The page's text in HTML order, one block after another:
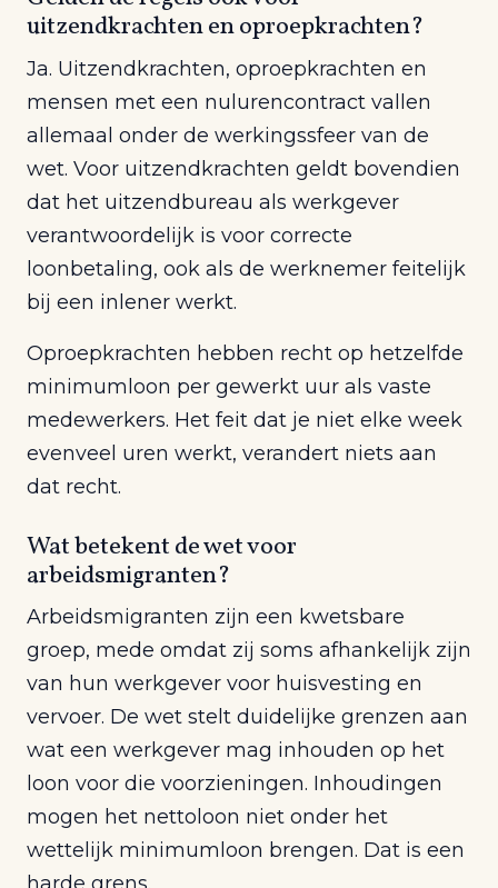
uitzendkrachten en oproepkrachten?
Ja. Uitzendkrachten, oproepkrachten en
mensen met een nulurencontract vallen
allemaal onder de werkingssfeer van de
wet. Voor uitzendkrachten geldt bovendien
dat het uitzendbureau als werkgever
verantwoordelijk is voor correcte
loonbetaling, ook als de werknemer feitelijk
bij een inlener werkt.
Oproepkrachten hebben recht op hetzelfde
minimumloon per gewerkt uur als vaste
medewerkers. Het feit dat je niet elke week
evenveel uren werkt, verandert niets aan
dat recht.
Wat betekent de wet voor
arbeidsmigranten?
Arbeidsmigranten zijn een kwetsbare
groep, mede omdat zij soms afhankelijk zijn
van hun werkgever voor huisvesting en
vervoer. De wet stelt duidelijke grenzen aan
wat een werkgever mag inhouden op het
loon voor die voorzieningen. Inhoudingen
mogen het nettoloon niet onder het
wettelijk minimumloon brengen. Dat is een